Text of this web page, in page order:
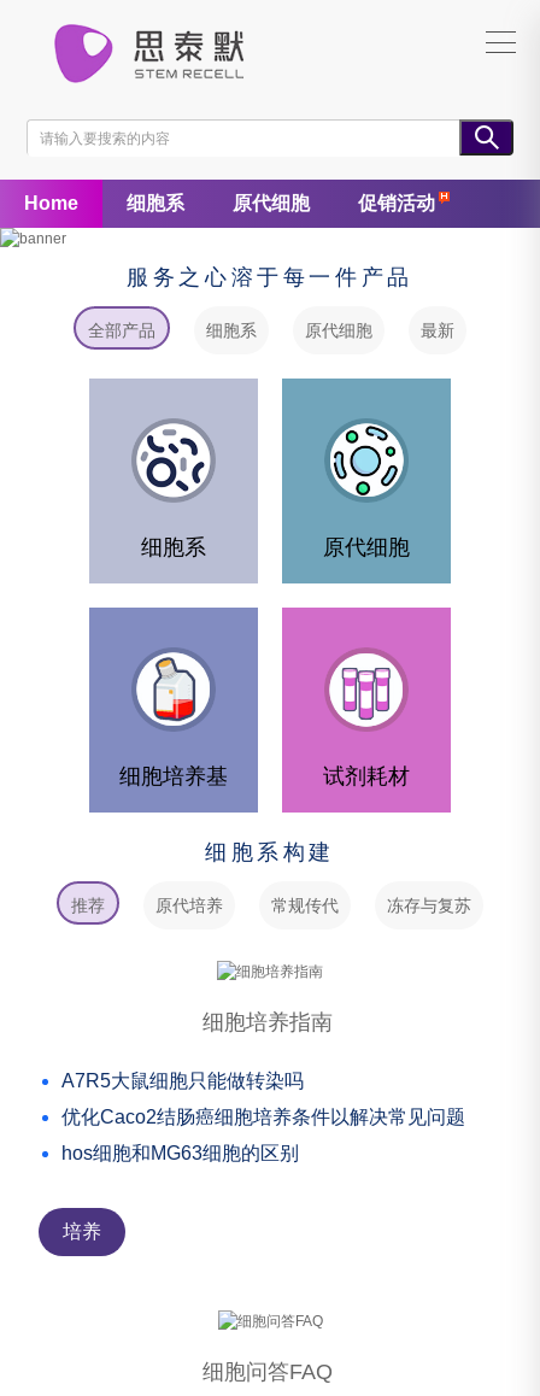
Home 细胞系 原代细胞 促销活动
服务之心溶于每一件产品
全部产品 细胞系 原代细胞 最新
细胞系 原代细胞
细胞培养基 试剂耗材
细胞系构建
推荐 原代培养 常规传代 冻存与复苏
细胞培养指南
A7R5大鼠细胞只能做转染吗
优化Caco2结肠癌细胞培养条件以解决常见问题
hos细胞和MG63细胞的区别
培养
细胞问答FAQ